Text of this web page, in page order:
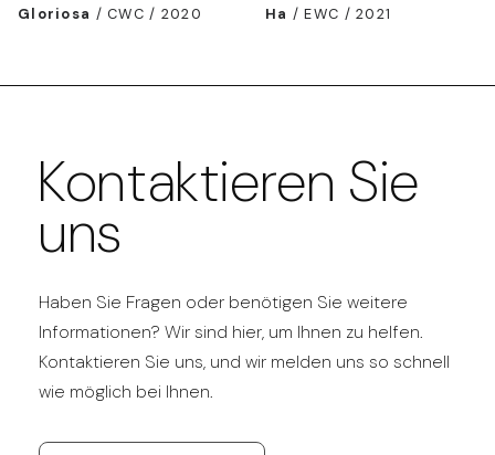
Gloriosa /CWC / 2020 Ha /EWC / 2021
Kontaktieren Sie
uns
Haben Sie Fragen oder benötigen Sie weitere
Informationen? Wir sind hier, um Ihnen zu helfen.
Kontaktieren Sie uns, und wir melden uns so schnell
wie möglich bei Ihnen.